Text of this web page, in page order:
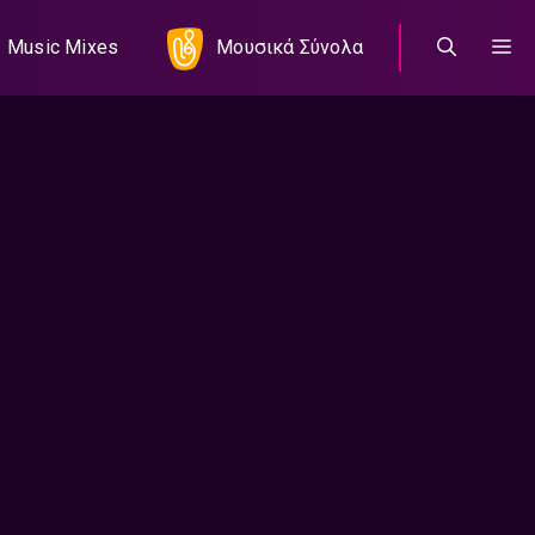
Music Mixes Μουσικά Σύνολα